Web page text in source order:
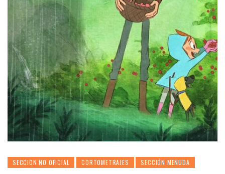
SECCION NO OFICIAL CORTOMETRAJES SECCIÓN MENUDA